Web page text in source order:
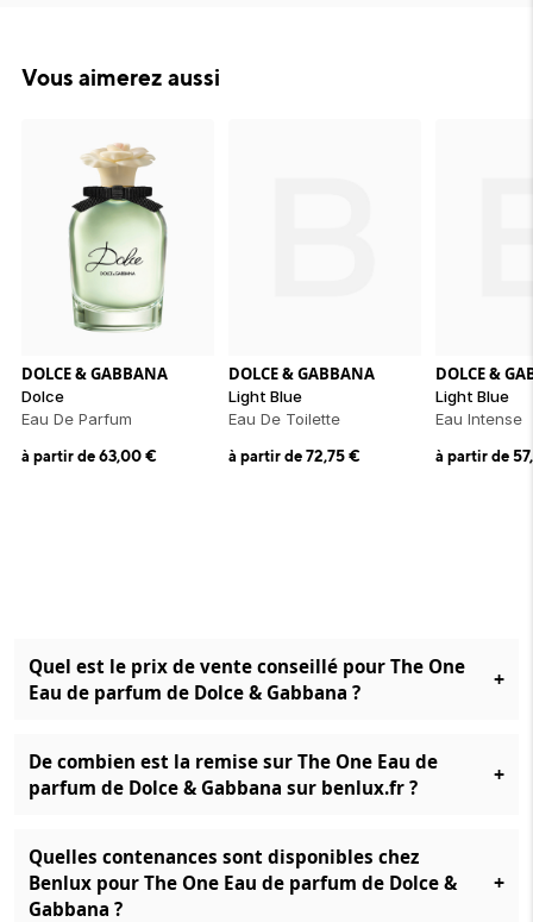
Vous aimerez aussi
DOLCE & GABBANA
Dolce
Eau De Parfum
à partir de63,00€
DOLCE & GABBANA
Light Blue
Eau De Toilette
à partir de72,75€
DOLCE &
Light Blue
Eau Intense
à partir de
Quel est le prix de vente conseillé pour The One
Eau de parfum de Dolce & Gabbana ?
+
De combien est la remise sur The One Eau de
parfum de Dolce & Gabbana sur benlux.fr ?
+
Quelles contenances sont disponibles chez
Benlux pour The One Eau de parfum de Dolce &
Gabbana ?
+